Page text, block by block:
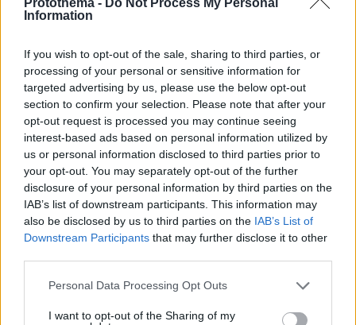
Information
If you wish to opt-out of the sale, sharing to third parties, or
processing of your personal or sensitive information for
targeted advertising by us, please use the below opt-out
section to confirm your selection. Please note that after your
opt-out request is processed you may continue seeing
interest-based ads based on personal information utilized by
us or personal information disclosed to third parties prior to
your opt-out. You may separately opt-out of the further
disclosure of your personal information by third parties on the
IAB’s list of downstream participants. This information may
also be disclosed by us to third parties on the IAB’s List of
Downstream Participants that may further disclose it to other
Please note that this website/app uses one or more Google
not limited to your visit or usage behaviour. You may click to
Personal Data Processing Opt Outs
I want to opt-out of the Sharing of my
αποτέφρωση του συντονιστή που σκοτώθηκε
φωτογραφίες